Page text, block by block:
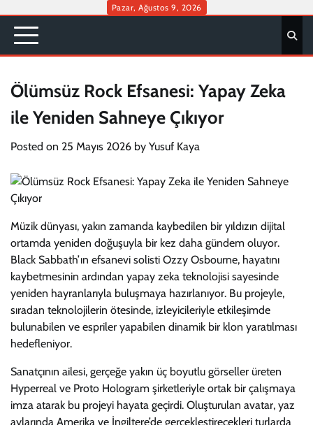
content
Pazar, Ağustos 9, 2026
Ölümsüz Rock Efsanesi: Yapay Zeka
ile Yeniden Sahneye Çıkıyor
Posted on 25 Mayıs 2026 by Yusuf Kaya
Müzik dünyası, yakın zamanda kaybedilen bir yıldızın dijital
ortamda yeniden doğuşuyla bir kez daha gündem oluyor.
Black Sabbath’ın efsanevi solisti Ozzy Osbourne, hayatını
kaybetmesinin ardından yapay zeka teknolojisi sayesinde
yeniden hayranlarıyla buluşmaya hazırlanıyor. Bu projeyle,
sıradan teknolojilerin ötesinde, izleyicileriyle etkileşimde
bulunabilen ve espriler yapabilen dinamik bir klon yaratılması
hedefleniyor.
Sanatçının ailesi, gerçeğe yakın üç boyutlu görseller üreten
Hyperreal ve Proto Hologram şirketleriyle ortak bir çalışmaya
imza atarak bu projeyi hayata geçirdi. Oluşturulan avatar, yaz
aylarında Amerika ve İngiltere’de gerçekleştirecekleri turlarda